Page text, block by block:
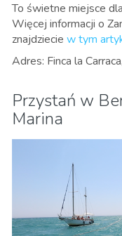
To świetne miejsce
Więcej informacji o
znajdziecie w tym
Adres: Finca la
Przystań w
Marina